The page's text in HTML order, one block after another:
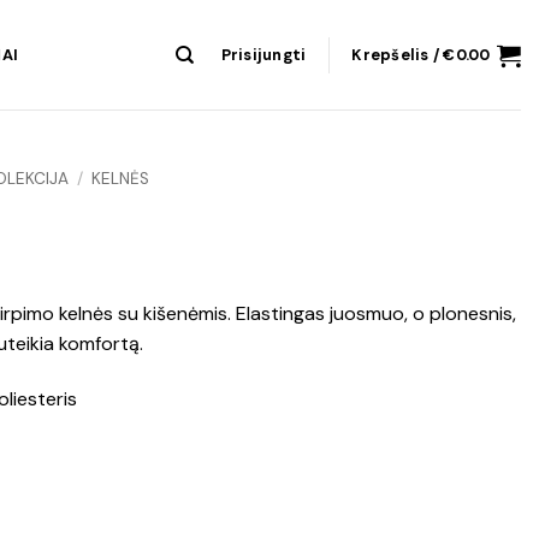
Prisijungti Krepšelis /€0.00
/ KELNĖS
kelnės su kišenėmis. Elastingas juosmuo, o plonesnis,
komfortą.